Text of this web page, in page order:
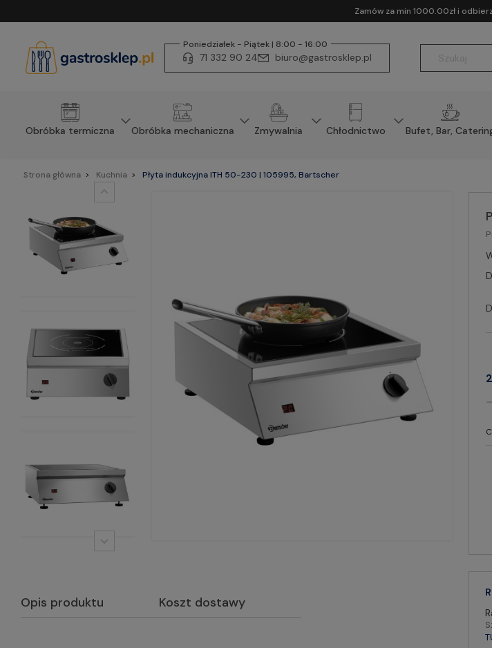
Zamów za min 1000.00zł i
Poniedziałek - Piątek | 8:00 - 16:00
71 332 90 24 biuro@gastrosklep.pl
Obróbka termiczna Obróbka mechaniczna Zmywalnia Chłodnictwo Bufet, Bar,
Strona główna Kuchnia Płyta indukcyjna ITH 50-230 | 105995, Bartscher
Opis produktu Koszt dostawy